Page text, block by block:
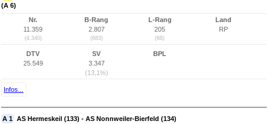
(A 6)
Nr.
11.359
(4.340)
B-Rang
2.807
(683)
L-Rang
205
(68)
Land
RP
DTV
25.549
SV
3.347
(13,1%)
BPL
Infos...
A 1 AS Hermeskeil (133) - AS Nonnweiler-Bierfeld (134)